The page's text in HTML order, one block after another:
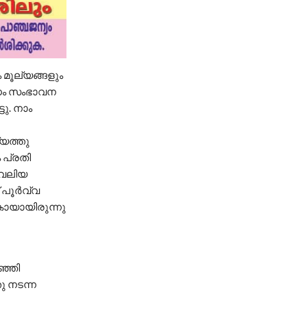
മൂല്യങ്ങളും
സംഭാവന
നാം
പൂർവ്വ
നടന്ന